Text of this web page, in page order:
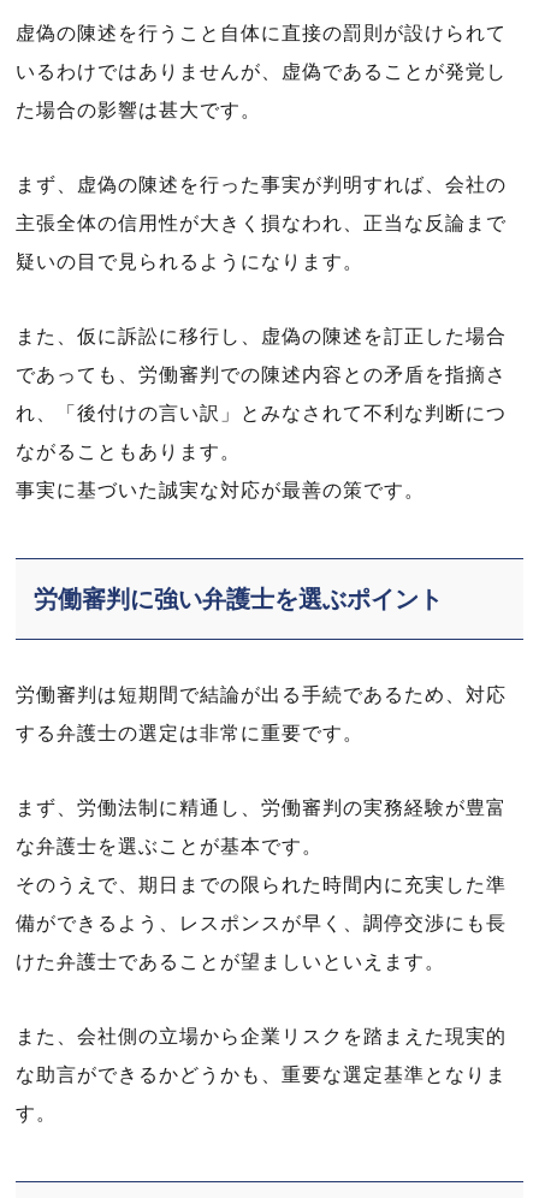
虚偽の陳述を行うこと自体に直接の罰則が設けられて
いるわけではありませんが、虚偽であることが発覚し
た場合の影響は甚大です。
まず、虚偽の陳述を行った事実が判明すれば、会社の
主張全体の信用性が大きく損なわれ、正当な反論まで
疑いの目で見られるようになります。
また、仮に訴訟に移行し、虚偽の陳述を訂正した場合
であっても、労働審判での陳述内容との矛盾を指摘さ
れ、「後付けの言い訳」とみなされて不利な判断につ
ながることもあります。
事実に基づいた誠実な対応が最善の策です。
労働審判に強い弁護士を選ぶポイント
労働審判は短期間で結論が出る手続であるため、対応
する弁護士の選定は非常に重要です。
まず、労働法制に精通し、労働審判の実務経験が豊富
な弁護士を選ぶことが基本です。
そのうえで、期日までの限られた時間内に充実した準
備ができるよう、レスポンスが早く、調停交渉にも長
けた弁護士であることが望ましいといえます。
また、会社側の立場から企業リスクを踏まえた現実的
な助言ができるかどうかも、重要な選定基準となりま
す。